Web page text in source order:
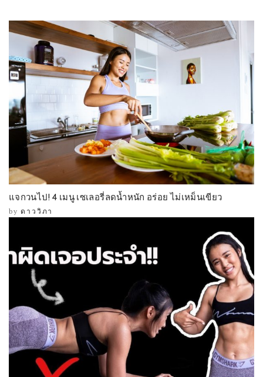
แจกวนไป! 4 เมนู เซเลอรี่ลดน้ำหนัก อร่อย ไม่เหม็นเขียว
by ดาววิภา